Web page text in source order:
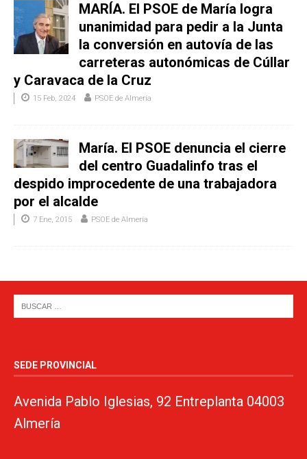
MARÍA. El PSOE de María logra
unanimidad para pedir a la Junta
la conversión en autovía de las
carreteras autonómicas de Cúllar
y Caravaca de la Cruz
15 Feb, 2024 PSOE de Almería
María. El PSOE denuncia el cierre
del centro Guadalinfo tras el
despido improcedente de una trabajadora
por el alcalde
7 Ene, 2015 PSOE de Almería
SEDE PROVINCIAL
Avenida Pablo Iglesias, 92 Entreplanta 04003
Almería